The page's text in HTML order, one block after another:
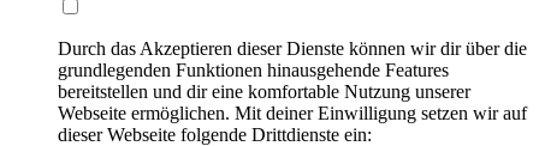
Durch das Akzeptieren dieser Dienste können wir dir über die
grundlegenden Funktionen hinausgehende Features
bereitstellen und dir eine komfortable Nutzung unserer
Webseite ermöglichen. Mit deiner Einwilligung setzen wir auf
dieser Webseite folgende Drittdienste ein: